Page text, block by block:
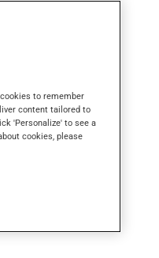
to remember
content tailored to
'Personalize' to see a
cookies, please